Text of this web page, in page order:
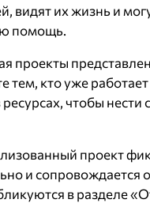
видят их жизнь и
помощь.
проекты
тем, кто уже
чтобы нести
проект
и сопровождается
в разделе